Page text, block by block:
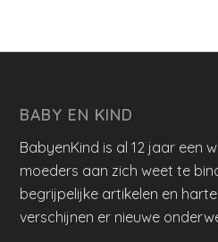
BABY EN KIND
BabyenKind is al 12 jaar een
moeders aan zich weet te
begrijpelijke artikelen en
verschijnen er nieuwe